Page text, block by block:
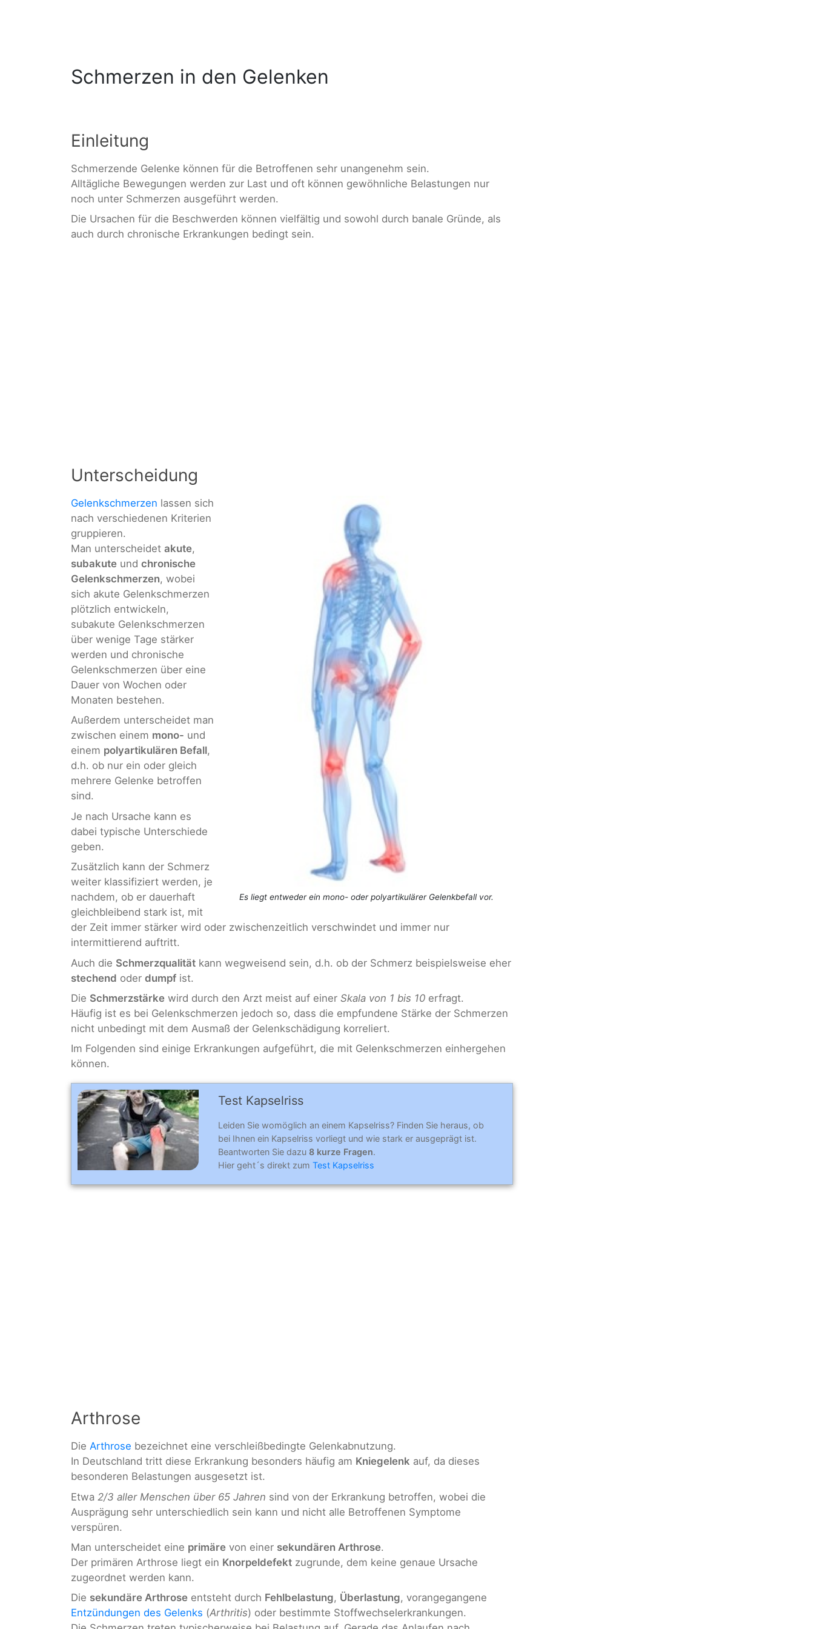
Schmerzen in den Gelenken
Einleitung
Schmerzende Gelenke können für die Betroffenen sehr unangenehm sein.
Alltägliche Bewegungen werden zur Last und oft können gewöhnliche Belastungen nur
noch unter Schmerzen ausgeführt werden.
Die Ursachen für die Beschwerden können vielfältig und sowohl durch banale Gründe, als
auch durch chronische Erkrankungen bedingt sein.
Unterscheidung
Es liegt entweder ein mono- oder polyartikulärer Gelenkbefall vor.
Gelenkschmerzen lassen sich
nach verschiedenen Kriterien
gruppieren.
Man unterscheidet akute,
subakute und chronische
Gelenkschmerzen, wobei
sich akute Gelenkschmerzen
plötzlich entwickeln,
subakute Gelenkschmerzen
über wenige Tage stärker
werden und chronische
Gelenkschmerzen über eine
Dauer von Wochen oder
Monaten bestehen.
Außerdem unterscheidet man
zwischen einem mono- und
einem polyartikulären Befall,
d.h. ob nur ein oder gleich
mehrere Gelenke betroffen
sind.
Je nach Ursache kann es
dabei typische Unterschiede
geben.
Zusätzlich kann der Schmerz
weiter klassifiziert werden, je
nachdem, ob er dauerhaft
gleichbleibend stark ist, mit
der Zeit immer stärker wird oder zwischenzeitlich verschwindet und immer nur
intermittierend auftritt.
Auch die Schmerzqualität kann wegweisend sein, d.h. ob der Schmerz beispielsweise eher
stechend oder dumpf ist.
Die Schmerzstärke wird durch den Arzt meist auf einer Skala von 1 bis 10 erfragt.
Häufig ist es bei Gelenkschmerzen jedoch so, dass die empfundene Stärke der Schmerzen
nicht unbedingt mit dem Ausmaß der Gelenkschädigung korreliert.
Im Folgenden sind einige Erkrankungen aufgeführt, die mit Gelenkschmerzen einhergehen
können.
Test Kapselriss
Leiden Sie womöglich an einem Kapselriss? Finden Sie heraus, ob
bei Ihnen ein Kapselriss vorliegt und wie stark er ausgeprägt ist.
Beantworten Sie dazu 8 kurze Fragen.
Hier geht´s direkt zum Test Kapselriss
Arthrose
Die Arthrose bezeichnet eine verschleißbedingte Gelenkabnutzung.
In Deutschland tritt diese Erkrankung besonders häufig am Kniegelenk auf, da dieses
besonderen Belastungen ausgesetzt ist.
Etwa 2/3 aller Menschen über 65 Jahren sind von der Erkrankung betroffen, wobei die
Ausprägung sehr unterschiedlich sein kann und nicht alle Betroffenen Symptome
verspüren.
Man unterscheidet eine primäre von einer sekundären Arthrose.
Der primären Arthrose liegt ein Knorpeldefekt zugrunde, dem keine genaue Ursache
zugeordnet werden kann.
Die sekundäre Arthrose entsteht durch Fehlbelastung, Überlastung, vorangegangene
Entzündungen des Gelenks (Arthritis) oder bestimmte Stoffwechselerkrankungen.